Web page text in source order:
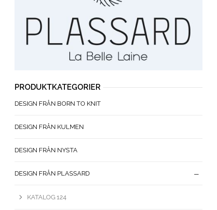
PRODUKTKATEGORIER
DESIGN FRÅN BORN TO KNIT
DESIGN FRÅN KULMEN
DESIGN FRÅN NYSTA
DESIGN FRÅN PLASSARD
KATALOG 124